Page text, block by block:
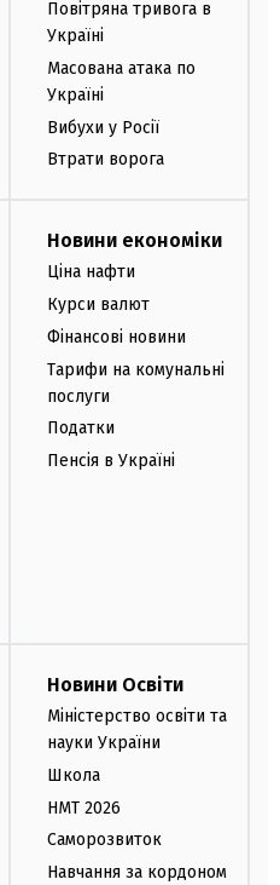
Повітряна тривога в
Україні
Масована атака по
Україні
Вибухи у Росії
Втрати ворога
Новини економіки
Ціна нафти
Курси валют
Фінансові новини
Тарифи на комунальні
послуги
Податки
Пенсія в Україні
Новини Освіти
Міністерство освіти та
науки України
Школа
НМТ 2026
Саморозвиток
Навчання за кордоном